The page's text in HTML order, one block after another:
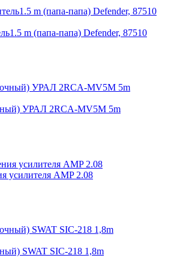
m (папа-папа) Defender, 87510
УРАЛ 2RCA-MV5M 5m
усилителя AMP 2.08
SWAT SIC-218 1,8m